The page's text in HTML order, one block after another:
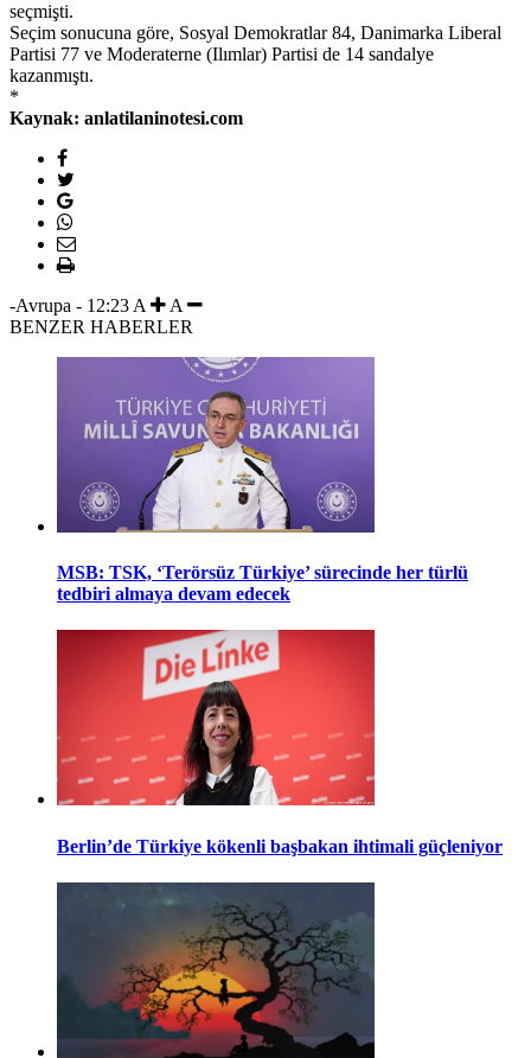
seçmişti.
Seçim sonucuna göre, Sosyal Demokratlar 84, Danimarka Liberal
Partisi 77 ve Moderaterne (Ilımlar) Partisi de 14 sandalye
kazanmıştı.
*
Kaynak: anlatilaninotesi.com
-Avrupa - 12:23 A
A
BENZER HABERLER
MSB: TSK, ‘Terörsüz Türkiye’ sürecinde her türlü
tedbiri almaya devam edecek
Berlin’de Türkiye kökenli başbakan ihtimali güçleniyor